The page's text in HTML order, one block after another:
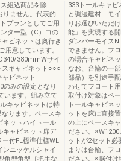
組込商品を除
りません。代表的
プランとしてご用
ター型（C）コの
ビネットは奥行き
意しています。
380mmWサイ
キャビネット○○○
ビネット
のみの設定となり
います。組み立て
キャビネットは特
ります。ベースキ
ネットハイトール
キャビネット扉デ
付FL標準仕様WL
ニッケルシャイ
角型角型［把手な
333トールキャ
と調湿建材「モ
りお選びいただ
能」を実現する
ダンパーモイス
できません。フ
の場合キャビネ
なお、台輪の一
部品）を別途手
わせてフロート
取付け対象はベ
トールキャビネ
ットを床に直接
の上にベースキ
ださい。
ットが2セット
まりは台輪、フ
ださい。※据付け